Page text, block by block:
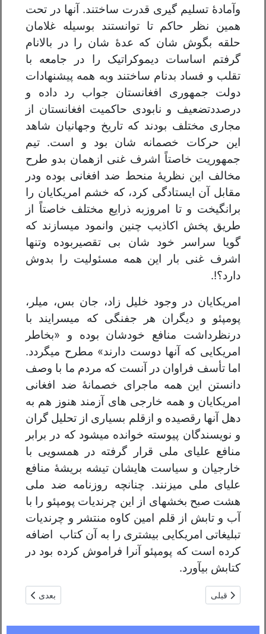
وآمادهٔ تسلیم گیری قدرت ساختند. آنها در تحت
همین نظر حاکم تا توانستند بوسیله غلامان
حلقه بگوش شان که عدهٔ شان را در بالانام
گرفتم اساسات دیموکراتیک را در جامعه با
تقلب و فساد بدنام ساختند وبه همه پیشنهادات
دولت جمهوری افغانستان جواب رد داده و
درصددتضعیف و نابودی حاکمیت افغانستان از
مجاری مختلف بودند که تاریخ وجهانیان شاهد
این حرکات خصمانه شان بود و است. تیم
جمهوریت خاصتاً اشرف غنی ازهمان بدو طرح
مخالف این نظریهٔ منحط ضد افغانی بوده ودر
مقابل آن ایستادگی کرد، که خشم امریکایان را
برانگیخت و تا امروزبه ذرایع مختلف خاصتاً از
طریق پخش اکاذیب چنین وانمود میسازند که
گویا سراسر خود شان بی تقصیربوده وتنها
اشرف غنی بار این همه مسئولیت را بدوش
دارد؟!.
امریکایان در وجود خلیل زاد، جان بس، میلر،
پومپئو و دیگران هر جفنگی که میسرایند با
درنظرداشت منافع خودشان بوده و «بخاطر
امریکایی که آنها دوست دارند» مطرح میگردد.
اما تأسف فراوان در آنست که مردم ما با وصف
دانستن این همه ماجرای خصمانهٔ ضد افغانی
امریکایان و همه خارجی های آزمند هنوز هم به
دهل آنها رقصیده و ازقلم بسیاری از تحلیل گران
و نویسندگان پیوسته خوانده میشود که در برابر
منافع علیای ملی قرار گرفته در همسویی با
خارجیان و سیاست هایشان تیشه بریشهٔ منافع
علیای ملی میزنند. چنانچه روزنامه ضد ملی
هشت صبح بخشهای از این چرندیات پومپئو را با
آب و تابش از قلم امین کاوه منتشر و چرندیات
تبلیغاتی امریکایی بیشتری را به آن کتاب اضافه
کرده است که پومپئو آنرا فراموش کرده بود در
کتابش بیآورد.
مطلب قبلی: ترهګر ولې پنجاب نه په نښه کوي؟/سرلوڅ مرادزی
قبلی مطلب بعدی: د
بعدی